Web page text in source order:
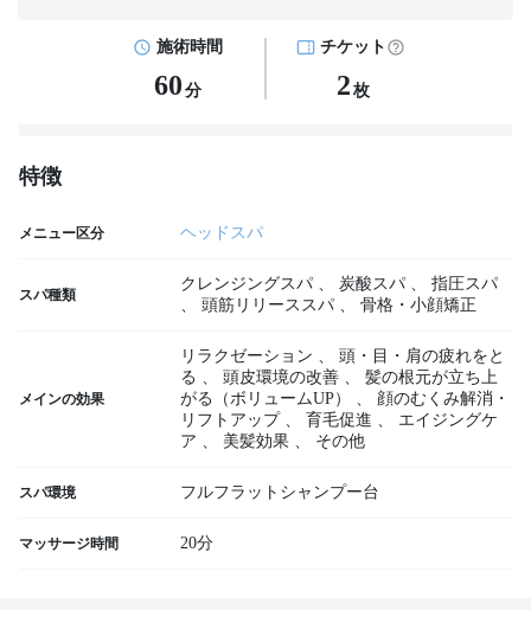
施術時間
60 分
チケット
2 枚
特徴
メニュー区分 ヘッドスパ
スパ種類
クレンジングスパ 、 炭酸スパ 、
指圧スパ
、
頭筋リリーススパ 、 骨格・小顔矯正
メインの効果
リラクゼーション 、
頭・目・肩の疲れをと
る 、 頭皮環境の改善 、
髪の根元が立ち上
がる（ボリュームUP）
、
顔のむくみ解消・
リフトアップ 、 育毛促進 、
エイジングケ
ア 、 美髪効果 、 その他
スパ環境 フルフラットシャンプー台
マッサージ時間 20分